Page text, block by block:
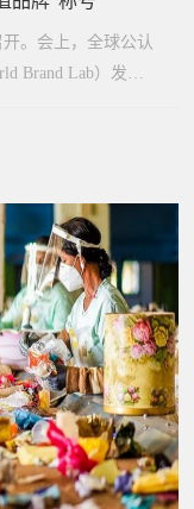
。会上，全球公认
Brand Lab）发布